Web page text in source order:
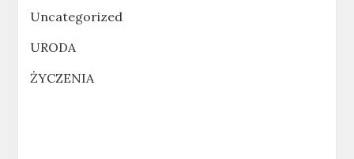
Uncategorized
URODA
ŻYCZENIA